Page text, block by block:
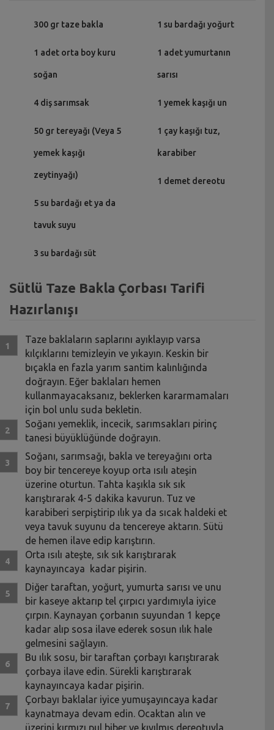
300 gr taze bakla
1 adet orta boy kuru
soğan
4 diş sarımsak
50 gr tereyağı (Veya 5
yemek kaşığı
zeytinyağı)
5 su bardağı et ya da
tavuk suyu
3 su bardağı süt
1 su bardağı yoğurt
1 adet yumurtanın
sarısı
1 yemek kaşığı un
1 çay kaşığı tuz,
karabiber
1 demet dereotu
Sütlü Taze Bakla Çorbası Tarifi
Hazırlanışı
Taze baklaların saplarını ayıklayıp varsa
kılçıklarını temizleyin ve yıkayın. Keskin bir
bıçakla en fazla yarım santim kalınlığında
doğrayın. Eğer baklaları hemen
kullanmayacaksanız, beklerken kararmamaları
için bol unlu suda bekletin.
Soğanı yemeklik, incecik, sarımsakları pirinç
tanesi büyüklüğünde doğrayın.
Soğanı, sarımsağı, bakla ve tereyağını orta
boy bir tencereye koyup orta ısılı ateşin
üzerine oturtun. Tahta kaşıkla sık sık
karıştırarak 4-5 dakika kavurun. Tuz ve
karabiberi serpiştirip ılık ya da sıcak haldeki et
veya tavuk suyunu da tencereye aktarın. Sütü
de hemen ilave edip karıştırın.
Orta ısılı ateşte, sık sık karıştırarak
kaynayıncaya kadar pişirin.
Diğer taraftan, yoğurt, yumurta sarısı ve unu
bir kaseye aktarıp tel çırpıcı yardımıyla iyice
çırpın. Kaynayan çorbanın suyundan 1 kepçe
kadar alıp sosa ilave ederek sosun ılık hale
gelmesini sağlayın.
Bu ılık sosu, bir taraftan çorbayı karıştırarak
çorbaya ilave edin. Sürekli karıştırarak
kaynayıncaya kadar pişirin.
Çorbayı baklalar iyice yumuşayıncaya kadar
kaynatmaya devam edin. Ocaktan alın ve
üzerini kırmızı pul biber ve kıyılmış dereotuyla